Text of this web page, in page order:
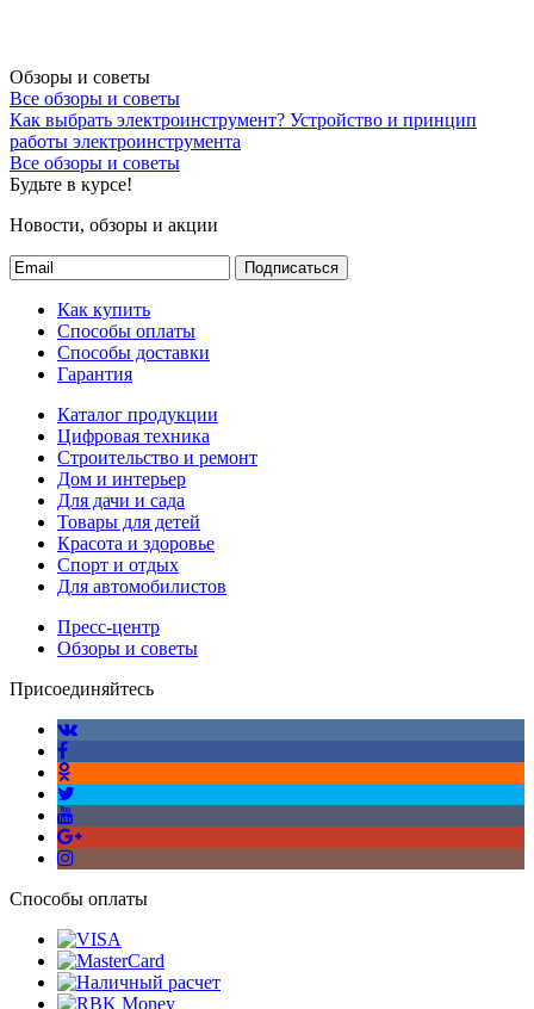
Обзоры и советы
Все обзоры и советы
Как выбрать электроинструмент? Устройство и принцип
работы электроинструмента
Все обзоры и советы
Будьте в курсе!
Новости, обзоры и акции
Подписаться
Как купить
Способы оплаты
Способы доставки
Гарантия
Каталог продукции
Цифровая техника
Строительство и ремонт
Дом и интерьер
Для дачи и сада
Товары для детей
Красота и здоровье
Спорт и отдых
Для автомобилистов
Пресс-центр
Обзоры и советы
Присоединяйтесь
Способы оплаты